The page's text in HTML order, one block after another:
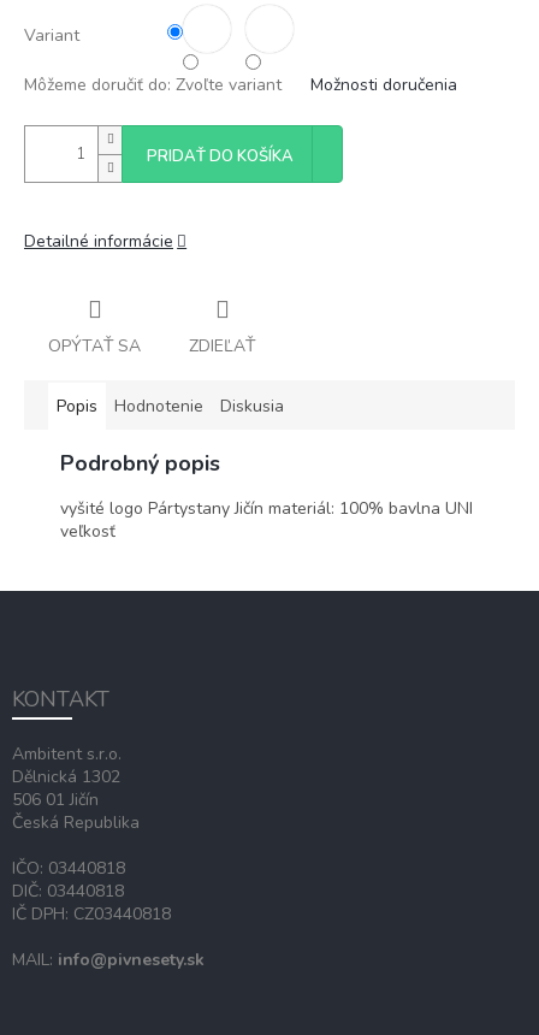
Variant
Môžeme doručiť do: Zvoľte variant Možnosti doručenia
PRIDAŤ DO KOŠÍKA
Detailné informácie
OPÝTAŤ SA ZDIEĽAŤ
Popis Hodnotenie Diskusia
Podrobný popis
vyšité logo Pártystany Jičín materiál: 100% bavlna UNI
veľkosť
KONTAKT
Ambitent s.r.o.
Dělnická 1302
506 01 Jičín
Česká Republika
IČO: 03440818
DIČ: 03440818
IČ DPH: CZ03440818
MAIL: info@pivnesety.sk